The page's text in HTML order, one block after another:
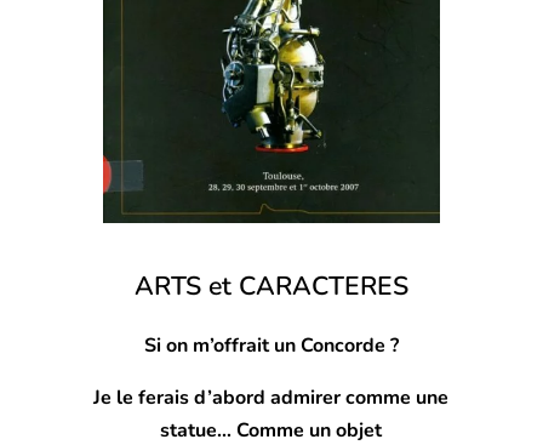
ARTS et CARACTERES
Si on m’offrait un Concorde ?
Je le ferais d’abord admirer comme une
statue…Comme un objet